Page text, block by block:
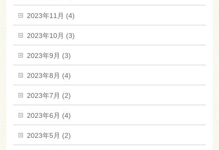
2023年11月 (4)
2023年10月 (3)
2023年9月 (3)
2023年8月 (4)
2023年7月 (2)
2023年6月 (4)
2023年5月 (2)